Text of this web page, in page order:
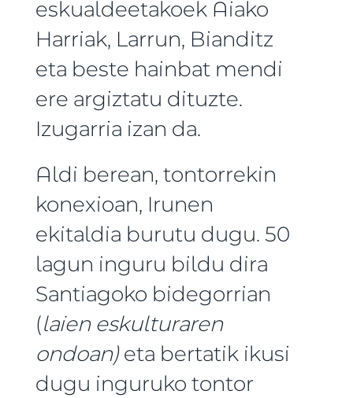
eskualdeetakoek Aiako
Harriak, Larrun, Bianditz
eta beste hainbat mendi
ere argiztatu dituzte.
Izugarria izan da.
Aldi berean, tontorrekin
konexioan, Irunen
ekitaldia burutu dugu. 50
lagun inguru bildu dira
Santiagoko bidegorrian
(laien eskulturaren
ondoan)eta bertatik ikusi
dugu inguruko tontor